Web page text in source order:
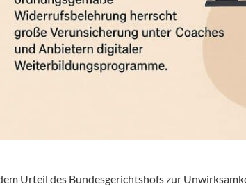
Urteil des Bundesgerichtshofs zur